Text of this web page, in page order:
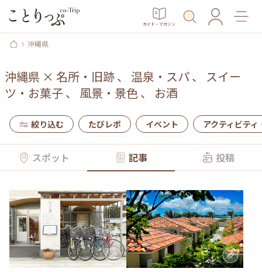
ガイド・マガジン
沖縄県
沖縄県 × 名所・旧跡、 温泉・スパ、 スイー
ツ・お菓子、 風景・景色、 お酒
絞り込む たびレポ イベント アクティビティ
スポット 記事 投稿